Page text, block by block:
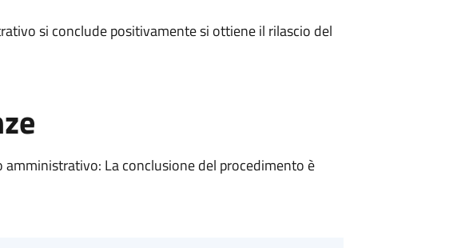
si conclude positivamente si ottiene il rilascio del
La conclusione del procedimento è